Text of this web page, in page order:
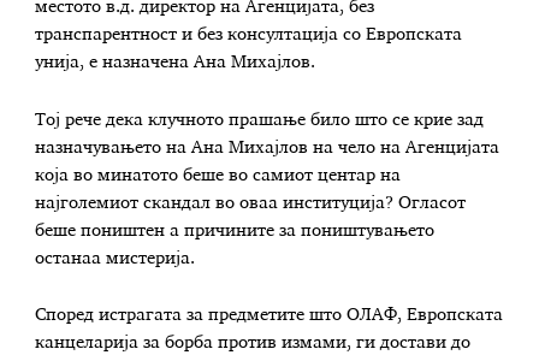
местото в.д. директор на Агенцијата, без
транспарентност и без консултација со Европската
унија, е назначена Ана Михајлов.
Тој рече дека клучното прашање било што се крие зад
назначувањето на Ана Михајлов на чело на Агенцијата
која во минатото беше во самиот центар на
најголемиот скандал во оваа институција? Огласот
беше поништен а причините за поништувањето
останаа мистерија.
Според истрагата за предметите што ОЛАФ, Европската
канцеларија за борба против измами, ги достави до